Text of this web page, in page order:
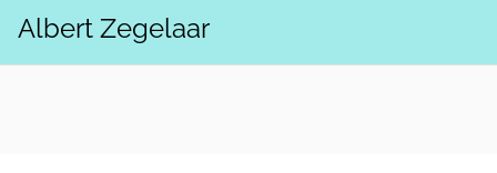
Albert Zegelaar